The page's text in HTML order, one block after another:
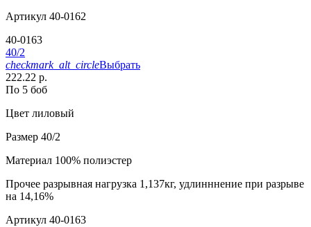
Артикул 40-0162
40-0163
40/2
checkmark_alt_circleВыбрать
222.22 р.
По 5 боб
Цвет лиловый
Размер 40/2
Материал 100% полиэстер
Прочее разрывная нагрузка 1,137кг, удлинннение при разрыве
на 14,16%
Артикул 40-0163